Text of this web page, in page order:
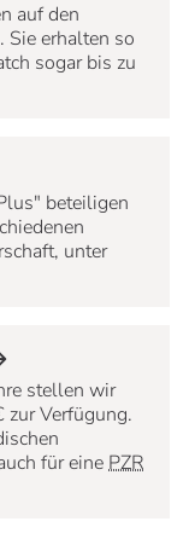
auf den
Sie erhalten so
sogar bis zu
beteiligen
unter
stellen wir
Verfügung.
für einePZR